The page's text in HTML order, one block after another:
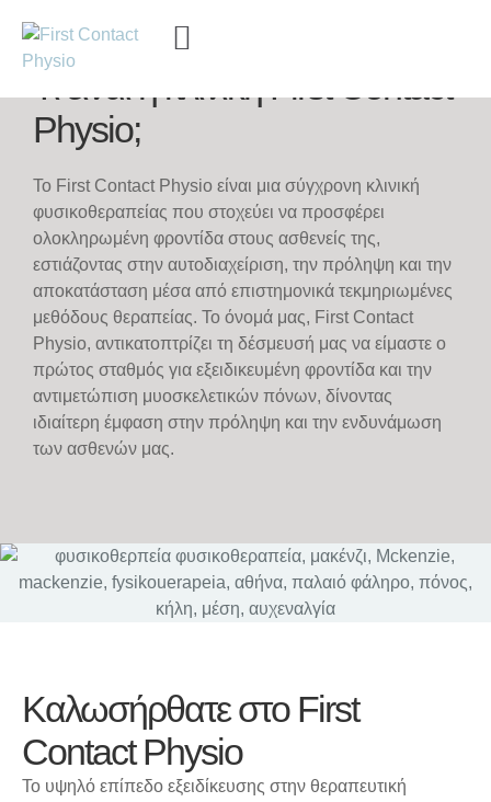
ΣΧΕΤΙΚΑ ΜΕ ΕΜΑΣ
Τι ειναι η κλινική First Contact
Physio;
To First Contact Physio είναι μια σύγχρονη κλινική
φυσικοθεραπείας που στοχεύει να προσφέρει
ολοκληρωμένη φροντίδα στους ασθενείς της,
εστιάζοντας στην αυτοδιαχείριση, την πρόληψη και την
αποκατάσταση μέσα από επιστημονικά τεκμηριωμένες
μεθόδους θεραπείας. Το όνομά μας, First Contact
Physio, αντικατοπτρίζει τη δέσμευσή μας να είμαστε ο
πρώτος σταθμός για εξειδικευμένη φροντίδα και την
αντιμετώπιση μυοσκελετικών πόνων, δίνοντας
ιδιαίτερη έμφαση στην πρόληψη και την ενδυνάμωση
των ασθενών μας.
Καλωσήρθατε στο First
Contact Physio
Το υψηλό επίπεδο εξειδίκευσης στην θεραπευτική